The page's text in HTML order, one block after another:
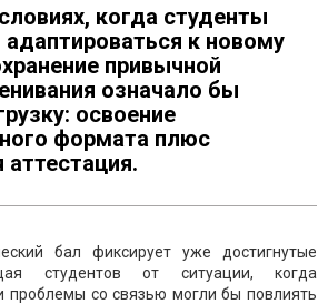
когда студенты
к новому
привычной
означало бы
освоение
формата плюс
аттестация.
бал фиксирует уже достигнутые
студентов от ситуации, когда
проблемы со связью могли бы повлиять